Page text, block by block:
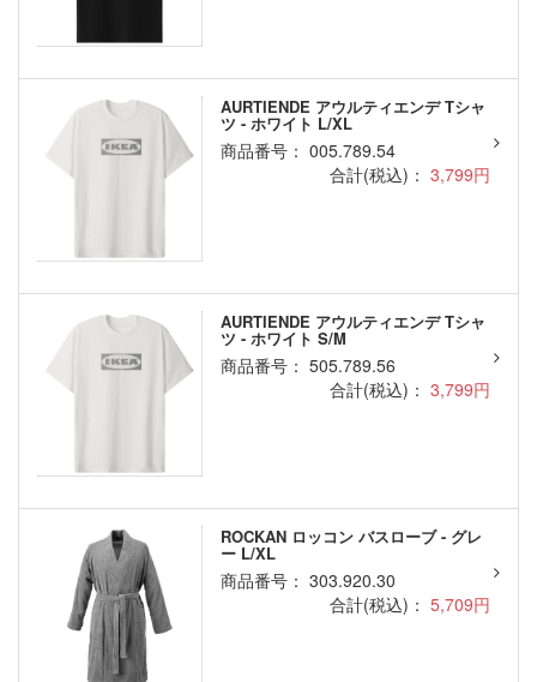
AURTIENDE アウルティエンデ Tシャ
ツ - ホワイト L/XL
商品番号： 005.789.54
合計(税込)： 3,799円
AURTIENDE アウルティエンデ Tシャ
ツ - ホワイト S/M
商品番号： 505.789.56
合計(税込)： 3,799円
ROCKAN ロッコン バスローブ - グレ
ー L/XL
商品番号： 303.920.30
合計(税込)： 5,709円